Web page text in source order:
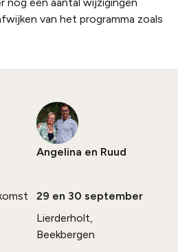
nog een aantal wijzigingen
van het programma zoals
Angelina en Ruud
29 en 30 september
Lierderholt,
Beekbergen